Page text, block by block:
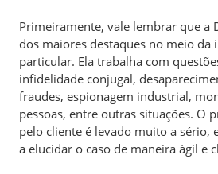
Primeiramente, vale lembrar que a
dos maiores destaques no meio da
particular. Ela trabalha com
infidelidade conjugal,
fraudes, espionagem industrial,
pessoas, entre outras situações. O
pelo cliente é levado muito a sério,
a elucidar o caso de maneira ágil e